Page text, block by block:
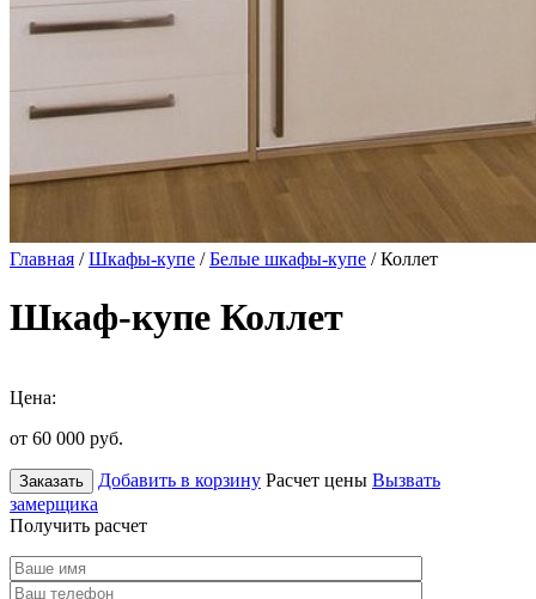
Главная /Шкафы-купе /Белые шкафы-купе / Коллет
Шкаф-купе Коллет
Цена:
от 60 000 руб.
Заказать Добавить в корзину Расчет цены Вызвать
замерщика
Получить расчет